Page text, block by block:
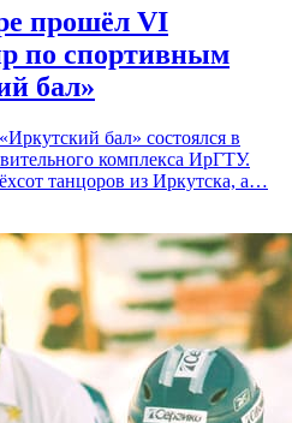
прошёл VI
по спортивным
бал»
бал» состоялся в
комплекса ИрГТУ.
танцоров из Иркутска, а…